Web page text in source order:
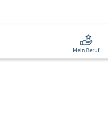
Mein Beruf